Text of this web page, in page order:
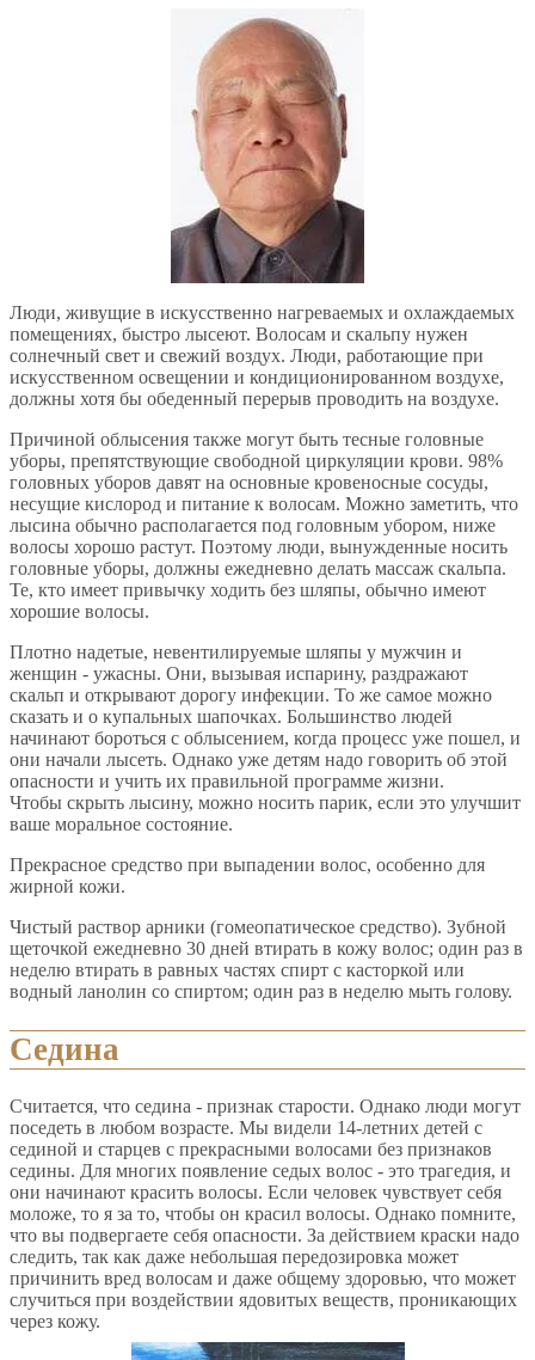
Люди, живущие в искусственно нагреваемых и охлаждаемых
помещениях, быстро лысеют. Волосам и скальпу нужен
солнечный свет и свежий воздух. Люди, работающие при
искусственном освещении и кондиционированном воздухе,
должны хотя бы обеденный перерыв проводить на воздухе.
Причиной облысения также могут быть тесные головные
уборы, препятствующие свободной циркуляции крови. 98%
головных уборов давят на основные кровеносные сосуды,
несущие кислород и питание к волосам. Можно заметить, что
лысина обычно располагается под головным убором, ниже
волосы хорошо растут. Поэтому люди, вынужденные носить
головные уборы, должны ежедневно делать массаж скальпа.
Те, кто имеет привычку ходить без шляпы, обычно имеют
хорошие волосы.
Плотно надетые, невентилируемые шляпы у мужчин и
женщин - ужасны. Они, вызывая испарину, раздражают
скальп и открывают дорогу инфекции. То же самое можно
сказать и о купальных шапочках. Большинство людей
начинают бороться с облысением, когда процесс уже пошел, и
они начали лысеть. Однако уже детям надо говорить об этой
опасности и учить их правильной программе жизни.
Чтобы скрыть лысину, можно носить парик, если это улучшит
ваше моральное состояние.
Прекрасное средство при выпадении волос, особенно для
жирной кожи.
Чистый раствор арники (гомеопатическое средство). Зубной
щеточкой ежедневно 30 дней втирать в кожу волос; один раз в
неделю втирать в равных частях спирт с касторкой или
водный ланолин со спиртом; один раз в неделю мыть голову.
Седина
Считается, что седина - признак старости. Однако люди могут
поседеть в любом возрасте. Мы видели 14-летних детей с
сединой и старцев с прекрасными волосами без признаков
седины. Для многих появление седых волос - это трагедия, и
они начинают красить волосы. Если человек чувствует себя
моложе, то я за то, чтобы он красил волосы. Однако помните,
что вы подвергаете себя опасности. За действием краски надо
следить, так как даже небольшая передозировка может
причинить вред волосам и даже общему здоровью, что может
случиться при воздействии ядовитых веществ, проникающих
через кожу.